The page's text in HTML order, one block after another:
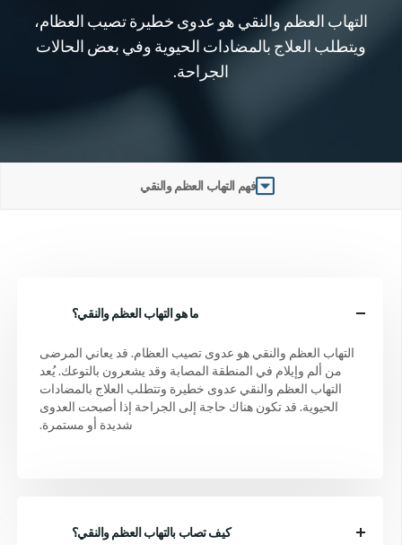
التهاب العظم والنقي هو عدوى خطيرة تصيب العظام،
ويتطلب العلاج بالمضادات الحيوية وفي بعض الحالات
الجراحة.
فهم التهاب العظم والنقي
ما هو التهاب العظم والنقي؟
التهاب العظم والنقي هو عدوى تصيب العظام. قد يعاني المرضى
من ألم وإيلام في المنطقة المصابة وقد يشعرون بالتوعك. يُعد
التهاب العظم والنقي عدوى خطيرة وتتطلب العلاج بالمضادات
الحيوية. قد تكون هناك حاجة إلى الجراحة إذا أصبحت العدوى
شديدة أو مستمرة.
كيف تصاب بالتهاب العظم والنقي؟